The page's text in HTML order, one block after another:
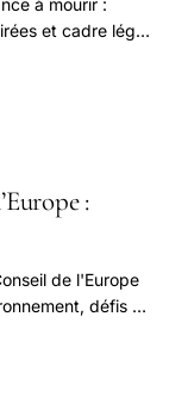
à mourir :
et cadre légal
:
de l'Europe
défis et